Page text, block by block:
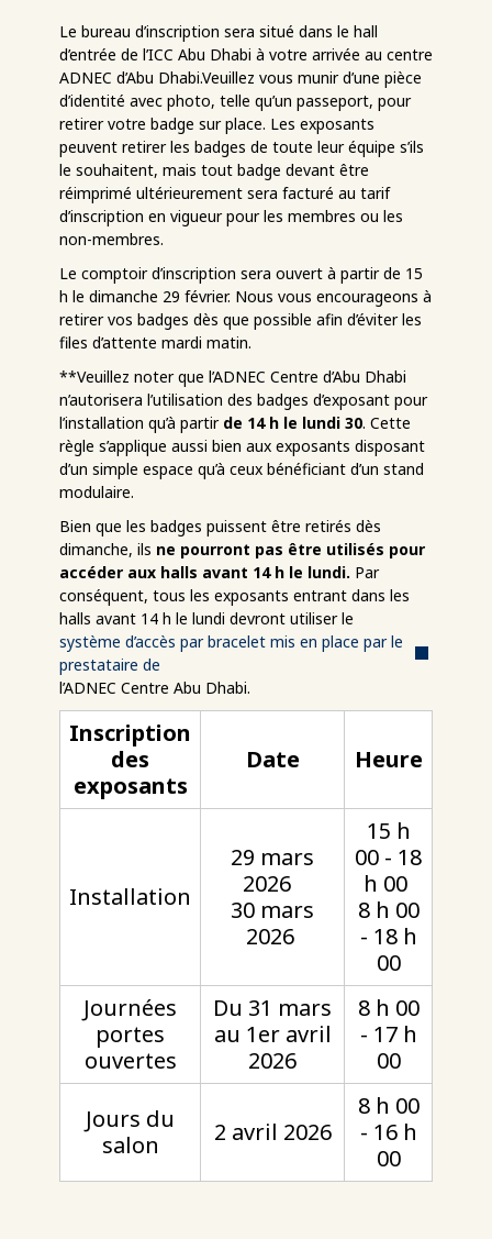
Le bureau d’inscription sera situé dans le hall
d’entrée de l’ICC Abu Dhabi à votre arrivée au centre
ADNEC d’Abu Dhabi.Veuillez vous munir d’une pièce
d’identité avec photo, telle qu’un passeport, pour
retirer votre badge sur place. Les exposants
peuvent retirer les badges de toute leur équipe s’ils
le souhaitent, mais tout badge devant être
réimprimé ultérieurement sera facturé au tarif
d’inscription en vigueur pour les membres ou les
non-membres.
Le comptoir d’inscription sera ouvert à partir de 15
h le dimanche 29 février. Nous vous encourageons à
retirer vos badges dès que possible afin d’éviter les
files d’attente mardi matin.
**Veuillez noter que l’ADNEC Centre d’Abu Dhabi
n’autorisera l’utilisation des badges d’exposant pour
l’installation qu’à partir de 14 h le lundi 30. Cette
règle s’applique aussi bien aux exposants disposant
d’un simple espace qu’à ceux bénéficiant d’un stand
modulaire.
Bien que les badges puissent être retirés dès
dimanche, ils ne pourront pas être utilisés pour
accéder aux halls avant 14 h le lundi. Par
conséquent, tous les exposants entrant dans les
halls avant 14 h le lundi devront utiliser le
système d’accès par bracelet mis en place par le
prestataire de
l’ADNEC Centre Abu Dhabi.
Inscription
des
exposants
Date Heure
Installation
29 mars
2026
30 mars
2026
15 h
00 - 18
h 00
8 h 00
- 18 h
00
Journées
portes
ouvertes
Du 31 mars
au 1er avril
2026
8 h 00
- 17 h
00
Jours du
salon
2 avril 2026
8 h 00
- 16 h
00